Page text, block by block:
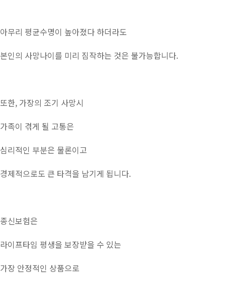
아무리 평균수명이 높아졌다 하더라도
본인의 사망나이를 미리 짐작하는 것은 불가능합니다.
또한, 가장의 조기 사망시
가족이 겪게 될 고통은
심리적인 부분은 물론이고
경제적으로도 큰 타격을 남기게 됩니다.
종신보험은
라이프타임 평생을 보장받을 수 있는
가장 안정적인 상품으로